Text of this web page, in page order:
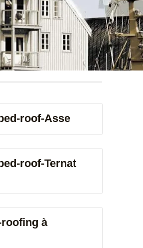
roof-Asse
roof-Ternat
à